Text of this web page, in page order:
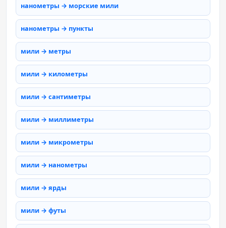
нанометры → морские мили
нанометры → пункты
мили → метры
мили → километры
мили → сантиметры
мили → миллиметры
мили → микрометры
мили → нанометры
мили → ярды
мили → футы